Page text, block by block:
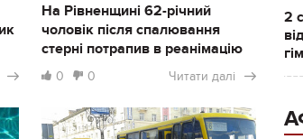
На Рівненщині 62-річний
чоловік після спалювання
стерні потрапив в реанімацію
0 0 Читати далі
2